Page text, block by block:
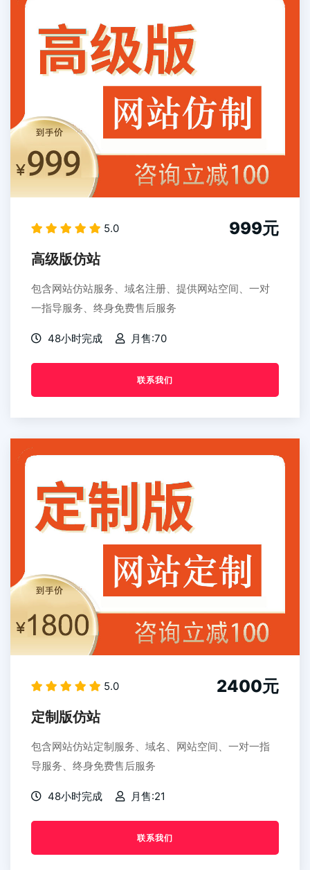
5.0 999元
高级版仿站
包含网站仿站服务、域名注册、提供网站空间、一对
一指导服务、终身免费售后服务
48小时完成 月售:70
联系我们
5.0 2400元
定制版仿站
包含网站仿站定制服务、域名、网站空间、一对一指
导服务、终身免费售后服务
48小时完成 月售:21
联系我们